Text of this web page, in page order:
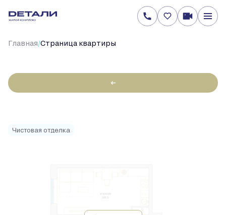
Главная/Cтраница квартиры
←
1-
45.2 м
Чистовая отделка